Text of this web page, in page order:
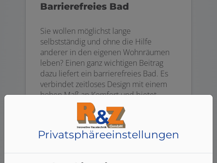
Barrierefreies Bad
Sie wollen möglichst lange
selbstständig und ohne die Hilfe
anderer in den eigenen Wohnräumen
leben? Einen ganz wichtigen Beitrag
dazu liefert ein barrierefreies Bad. Es
verbindet zeitloses Design mit einem
hohen Maß an Komfort und bietet
ergonomische Zusatzfunktionen.
Weiterlesen
Privatsphäre­einstellungen